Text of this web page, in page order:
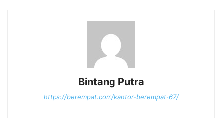
Bintang Putra
https://berempat.com/kantor-berempat-67/